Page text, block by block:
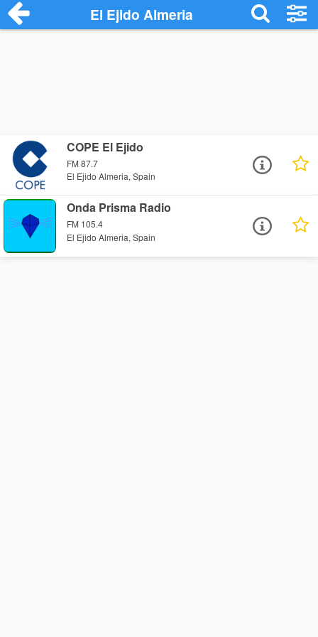
El Ejido Almeria
COPE El Ejido
FM 87.7
El Ejido Almeria, Spain
Onda Prisma Radio
FM 105.4
El Ejido Almeria, Spain